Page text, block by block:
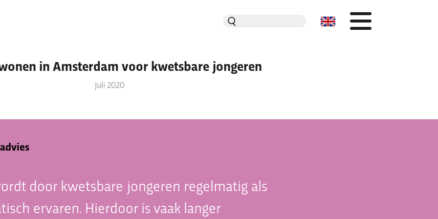
Zoeken
Thema’s & verhalen
Thema’s waar we mee bezig zijn
Organisatie
in Amsterdam voor kwetsbare jongeren
Juli 2020
door kwetsbare jongeren regelmatig als
ervaren. Hierdoor is vaak langer